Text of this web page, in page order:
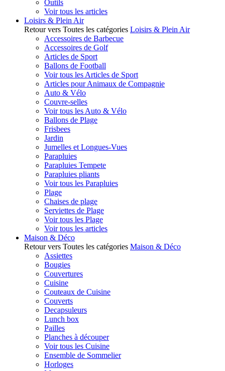
Outils
Voir tous les articles
Loisirs & Plein Air
Retour vers Toutes les catégories Loisirs & Plein Air
Accessoires de Barbecue
Accessoires de Golf
Articles de Sport
Ballons de Football
Voir tous les Articles de Sport
Articles pour Animaux de Compagnie
Auto & Vélo
Couvre-selles
Voir tous les Auto & Vélo
Ballons de Plage
Frisbees
Jardin
Jumelles et Longues-Vues
Parapluies
Parapluies Tempete
Parapluies pliants
Voir tous les Parapluies
Plage
Chaises de plage
Serviettes de Plage
Voir tous les Plage
Voir tous les articles
Maison & Déco
Retour vers Toutes les catégories Maison & Déco
Assiettes
Bougies
Couvertures
Cuisine
Couteaux de Cuisine
Couverts
Decapsuleurs
Lunch box
Pailles
Planches à découper
Voir tous les Cuisine
Ensemble de Sommelier
Horloges